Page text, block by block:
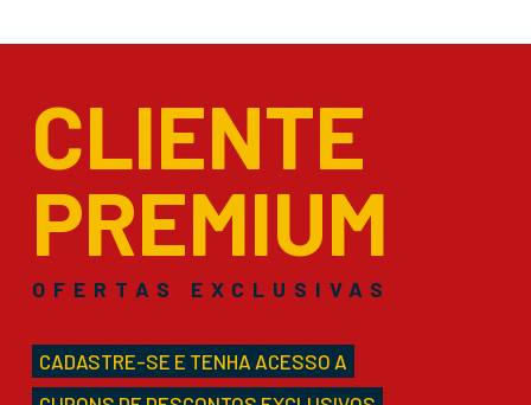
CLIENTE
PREMIUM
OFERTAS EXCLUSIVAS
CADASTRE-SE E TENHA ACESSO A